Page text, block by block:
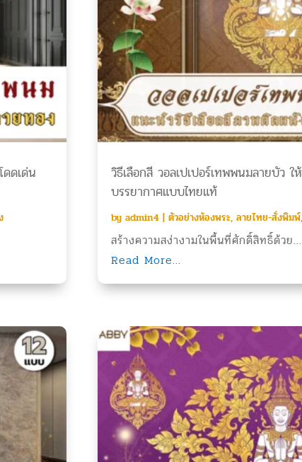
ดเด่น
วิธีเลือกสี วอลเปเปอร์เทพพนมลายบัว ใ
บรรยากาศแบบไทยแท้
by admin4| ตัวอย่างห้องพระ, ลายไทย-สั่งพิมพ์,
สร้างความสง่างามในพื้นที่ศักดิ์สิทธิ์ด้วย...
Read More...